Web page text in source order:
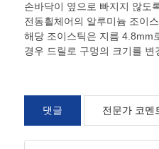
손바닥이 옆으로 빠지지 않도
전동휠체어의 알루미늄 조이
해당 조이스틱은 지름 4.8mm
경우 드릴로 구멍의 크기를 변
댓글 전문가 코멘